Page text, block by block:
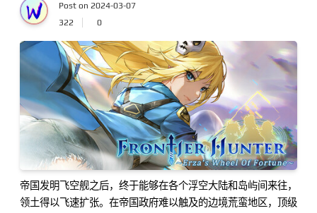
Post on 2024-03-07
322
0
帝国发明飞空舰之后，终于能够在各个浮空大陆和岛屿间来往，
领土得以飞速扩张。在帝国政府难以触及的边境荒蛮地区，顶级